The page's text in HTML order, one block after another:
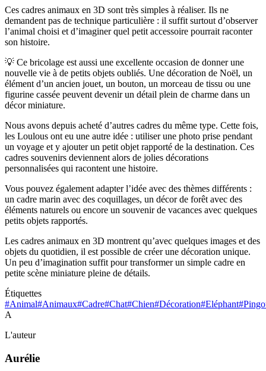
Ces cadres animaux en 3D sont très simples à réaliser. Ils ne
demandent pas de technique particulière : il suffit surtout d’observer
l’animal choisi et d’imaginer quel petit accessoire pourrait raconter
son histoire.
💡 Ce bricolage est aussi une excellente occasion de donner une
nouvelle vie à de petits objets oubliés. Une décoration de Noël, un
élément d’un ancien jouet, un bouton, un morceau de tissu ou une
figurine cassée peuvent devenir un détail plein de charme dans un
décor miniature.
Nous avons depuis acheté d’autres cadres du même type. Cette fois,
les Loulous ont eu une autre idée : utiliser une photo prise pendant
un voyage et y ajouter un petit objet rapporté de la destination. Ces
cadres souvenirs deviennent alors de jolies décorations
personnalisées qui racontent une histoire.
Vous pouvez également adapter l’idée avec des thèmes différents :
un cadre marin avec des coquillages, un décor de forêt avec des
éléments naturels ou encore un souvenir de vacances avec quelques
petits objets rapportés.
Les cadres animaux en 3D montrent qu’avec quelques images et des
objets du quotidien, il est possible de créer une décoration unique.
Un peu d’imagination suffit pour transformer un simple cadre en
petite scène miniature pleine de détails.
Étiquettes
#Animal#Animaux#Cadre#Chat#Chien#Décoration#Eléphant
A
L'auteur
Aurélie